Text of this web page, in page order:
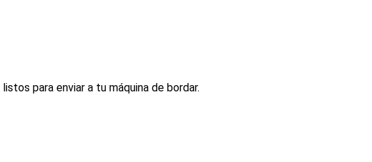
listos para enviar a tu máquina de bordar.